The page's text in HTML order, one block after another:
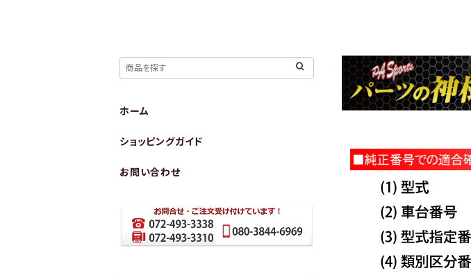
ホーム
ショッピングガイド
お問い合わせ